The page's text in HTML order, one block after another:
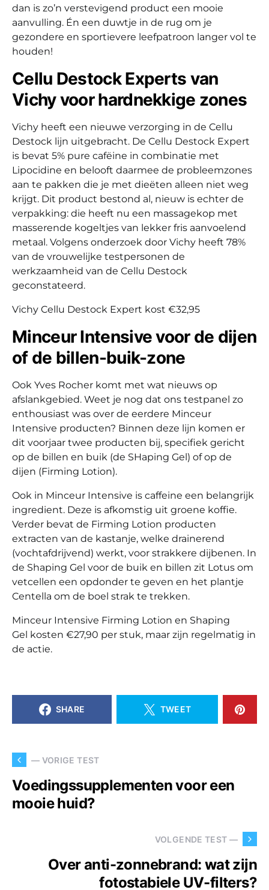
dan is zo’n verstevigend product een mooie
aanvulling. Én een duwtje in de rug om je
gezondere en sportievere leefpatroon langer vol te
houden!
Cellu Destock Experts van
Vichy voor hardnekkige zones
Vichy heeft een nieuwe verzorging in de Cellu
Destock lijn uitgebracht. De Cellu Destock Expert
is bevat 5% pure cafëine in combinatie met
Lipocidine en belooft daarmee de probleemzones
aan te pakken die je met dieëten alleen niet weg
krijgt. Dit product bestond al, nieuw is echter de
verpakking: die heeft nu een massagekop met
masserende kogeltjes van lekker fris aanvoelend
metaal. Volgens onderzoek door Vichy heeft 78%
van de vrouwelijke testpersonen de
werkzaamheid van de Cellu Destock
geconstateerd.
Vichy Cellu Destock Expert kost €32,95
Minceur Intensive voor de dijen
of de billen-buik-zone
Ook Yves Rocher komt met wat nieuws op
afslankgebied. Weet je nog dat ons testpanel zo
enthousiast was over de eerdere Minceur
Intensive producten? Binnen deze lijn komen er
dit voorjaar twee producten bij, specifiek gericht
op de billen en buik (de SHaping Gel) of op de
dijen (Firming Lotion).
Ook in Minceur Intensive is caffeine een belangrijk
ingredient. Deze is afkomstig uit groene koffie.
Verder bevat de Firming Lotion producten
extracten van de kastanje, welke drainerend
(vochtafdrijvend) werkt, voor strakkere dijbenen. In
de Shaping Gel voor de buik en billen zit Lotus om
vetcellen een opdonder te geven en het plantje
Centella om de boel strak te trekken.
Minceur Intensive Firming Lotion en Shaping
Gel kosten €27,90 per stuk, maar zijn regelmatig in
de actie.
SHARE TWEET
— VORIGE TEST
Voedingssupplementen voor een
mooie huid?
VOLGENDE TEST —
Over anti-zonnebrand: wat zijn
fotostabiele UV-filters?